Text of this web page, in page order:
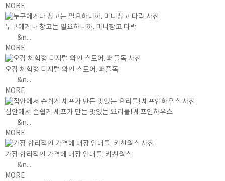
MORE
누구에게나 창고는 필요하니까. 미니창고 다락
&n...
MORE
오감 체험형 디지털 와인 스토어. 퍼플독
&n...
MORE
집안에서 손쉽게 셰프가 만든 맛있는 요리를! 셰프인하우스
&n...
MORE
가장 합리적인 가격에 매장 임대를. 키친웍스
&n...
MORE